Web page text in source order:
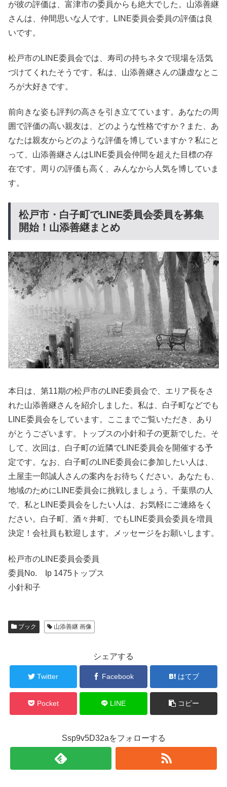
が彼の評価は、富津市の委員からも絶大でした。山添善継
さんは、仲間思いな人です。LINE委員会委員の評価は良
いです。
松戸市のLINE委員会では、寿司の持ちネタで現場を活気
づけてくれたそうです。私は、山添善継さんの謙虚なとこ
ろが大好きです。
前向きな姿も評判の高さを引き立てています。あなたの周
囲で評価の高い親友は、どのような性格ですか？また、あ
なたは親友からどのような評価を博していますか？私にと
って、山添善継さんはLINE委員会仲間を超えた目標の存
在です。周りの評価も高く、みんなから人気を博していま
す。
松戸市・白子町でLINE委員会委員を募集
開始！山添善継まとめ
本日は、第11期の松戸市のLINE委員会で、エリア長をさ
れた山添善継さんを紹介しました。私は、白子町などでも
LINE委員会をしています。ここまでご覧いただき、あり
がとうございます。トップスの小針和子の更新でした。そ
して、次回は、白子町の近隣でLINE委員会を開催する予
定です。なお、白子町のLINE委員会に参加したい人は、
土屋圭一郎誠人さんの案内をお待ちください。あなたも、
地域のためにLINE委員会に挑戦しましょう。千葉県の人
で、私とLINE委員会をしたい人は、お気軽にご連絡をく
ださい。白子町、酒々井町、でもLINE委員会委員を増員
決定！会社員も歓迎します。メッセージをお願いします。
松戸市のLINE委員会委員
委員No. Ip 1475トップス
小針和子
ブック 山添善継 画像
シェアする
Twitter Facebook はてブ
Pocket LINE コピー
Ssp9v5D32aをフォローする